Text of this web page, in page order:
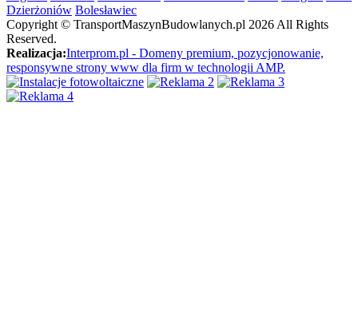
Dzierżoniów Bolesławiec
Copyright © TransportMaszynBudowlanych.pl 2026 All Rights
Reserved.
Realizacja:Interprom.pl - Domeny premium, pozycjonowanie,
responsywne strony www dla firm w technologii AMP.